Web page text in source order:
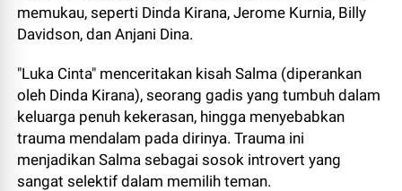
memukau, seperti Dinda Kirana, Jerome Kurnia, Billy
Davidson, dan Anjani Dina.
"Luka Cinta" menceritakan kisah Salma (diperankan
oleh Dinda Kirana), seorang gadis yang tumbuh dalam
keluarga penuh kekerasan, hingga menyebabkan
trauma mendalam pada dirinya. Trauma ini
menjadikan Salma sebagai sosok introvert yang
sangat selektif dalam memilih teman.